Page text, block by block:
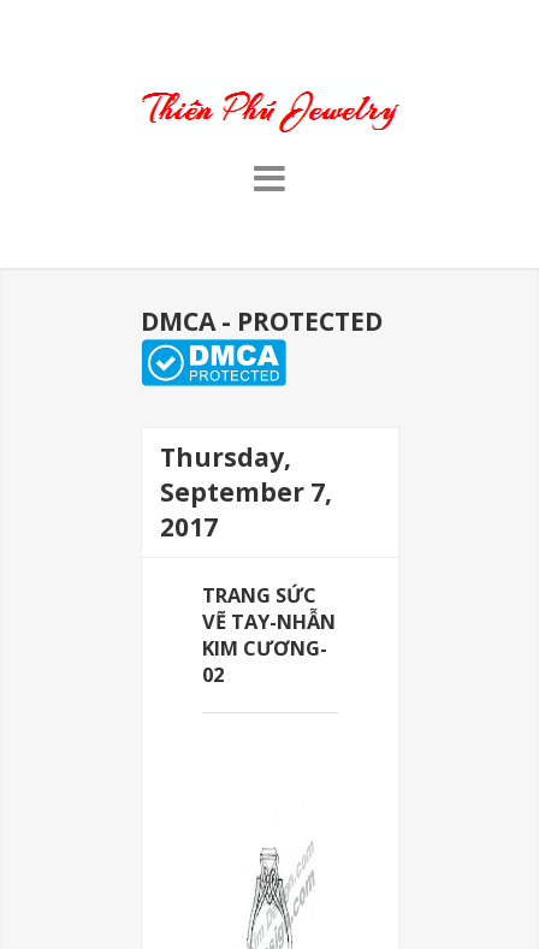
DMCA - PROTECTED
Thursday,
September 7,
2017
TRANG SỨC
VẼ TAY-NHẪN
KIM CƯƠNG-
02